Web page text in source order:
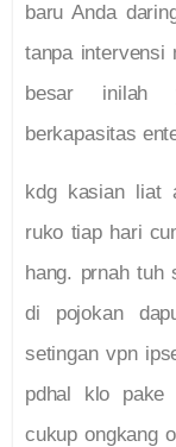
baru Anda
tanpa intervensi
besar inilah
berkapasitas
kdg kasian liat
ruko tiap hari
hang. prnah tuh
di pojokan
setingan vpn
pdhal klo pake
cukup ongkang